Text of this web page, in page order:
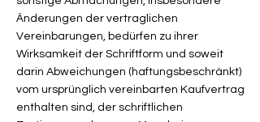
Änderungen der vertraglichen
Vereinbarungen, bedürfen zu ihrer
Wirksamkeit der Schriftform und soweit
darin Abweichungen (haftungsbeschränkt)
vom ursprünglich vereinbarten Kaufvertrag
enthalten sind, der schriftlichen